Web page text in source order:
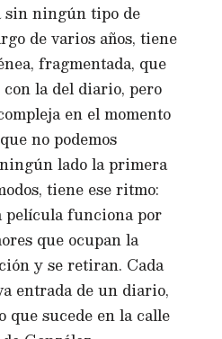
sin ningún tipo de
de varios años, tiene
fragmentada, que
la del diario, pero
en el momento
no podemos
lado la primera
tiene ese ritmo:
película funciona por
que ocupan la
y se retiran. Cada
entrada de un diario,
que sucede en la calle